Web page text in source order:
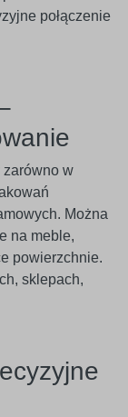
połączenie
zarówno w
Można
na meble,
powierzchnie.
sklepach,